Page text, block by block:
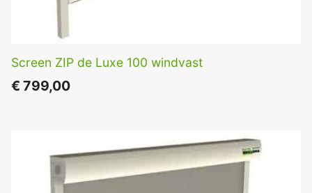
Screen ZIP de Luxe 100 windvast
€ 799,00